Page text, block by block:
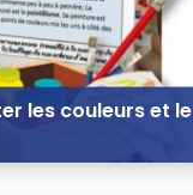
les couleurs et le